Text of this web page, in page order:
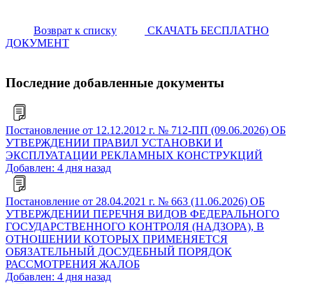
Возврат к списку
СКАЧАТЬ БЕСПЛАТНО
ДОКУМЕНТ
Последние добавленные документы
Постановление от 12.12.2012 г. № 712-ПП (09.06.2026) ОБ
УТВЕРЖДЕНИИ ПРАВИЛ УСТАНОВКИ И
ЭКСПЛУАТАЦИИ РЕКЛАМНЫХ КОНСТРУКЦИЙ
Добавлен: 4 дня назад
Постановление от 28.04.2021 г. № 663 (11.06.2026) ОБ
УТВЕРЖДЕНИИ ПЕРЕЧНЯ ВИДОВ ФЕДЕРАЛЬНОГО
ГОСУДАРСТВЕННОГО КОНТРОЛЯ (НАДЗОРА), В
ОТНОШЕНИИ КОТОРЫХ ПРИМЕНЯЕТСЯ
ОБЯЗАТЕЛЬНЫЙ ДОСУДЕБНЫЙ ПОРЯДОК
РАССМОТРЕНИЯ ЖАЛОБ
Добавлен: 4 дня назад